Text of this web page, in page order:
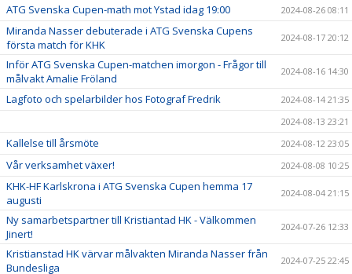
ATG Svenska Cupen-math mot Ystad idag 19:00 2024-08-26 08:11
Miranda Nasser debuterade i ATG Svenska Cupens
första match för KHK
2024-08-17 20:12
Inför ATG Svenska Cupen-matchen imorgon - Frågor till
målvakt Amalie Fröland
2024-08-16 14:30
Lagfoto och spelarbilder hos Fotograf Fredrik
2024-08-14 21:35
2024-08-13 23:21
Kallelse till årsmöte 2024-08-12 23:05
Vår verksamhet växer! 2024-08-08 10:25
KHK-HF Karlskrona i ATG Svenska Cupen hemma 17
augusti
2024-08-04 21:15
Ny samarbetspartner till Kristiantad HK - Välkommen
Jinert!
2024-07-26 12:33
Kristianstad HK värvar målvakten Miranda Nasser från
Bundesliga
2024-07-25 22:45